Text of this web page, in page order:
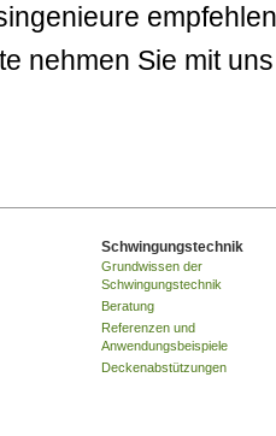
nehmen Sie mit
Schwingungstechnik
Grundwissen der
Schwingungstechnik
Beratung
Referenzen und
Anwendungsbeispiele
Deckenabstützungen